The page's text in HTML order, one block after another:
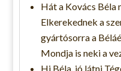
Hát a Kovács Béla
Elkerekednek a
gyártósorra a
Mondja is neki a
Hi Béla, jó látni